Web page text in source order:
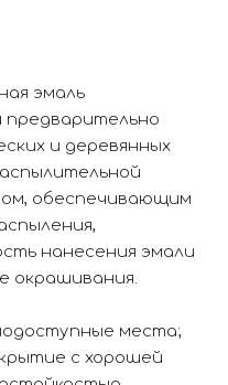
эмаль
предварительно
и деревянных
обеспечивающим
нанесения эмали
окрашивания.
места;
с хорошей